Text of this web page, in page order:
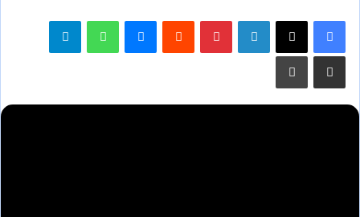
فيسبوك
‫X لينكدإن بينتيريست ماسنجر واتساب تيلقرام
مشاركة عبر البريد طباعة